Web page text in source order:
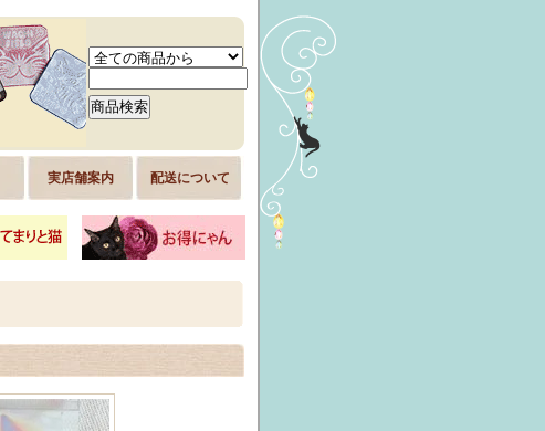
実店舗案内 配送について